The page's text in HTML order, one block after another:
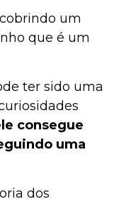
um
que é um
ter sido uma
consegue
uma
dos